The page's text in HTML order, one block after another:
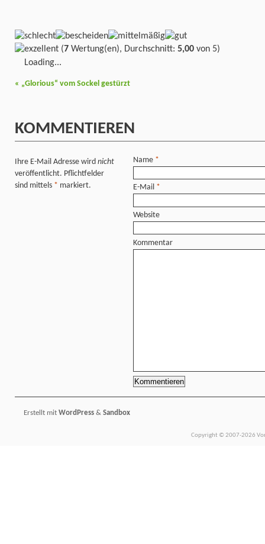
(7 Wertung(en), Durchschnitt: 5,00 von 5)
Loading...
« „Glorious“ vom Sockel gestürzt
KOMMENTIEREN
Ihre E-Mail Adresse wird nicht
veröffentlicht. Pflichtfelder
sind mittels * markiert.
Name *
E-Mail *
Website
Kommentar
Erstellt mit WordPress & Sandbox
Copyright © 2007-2026